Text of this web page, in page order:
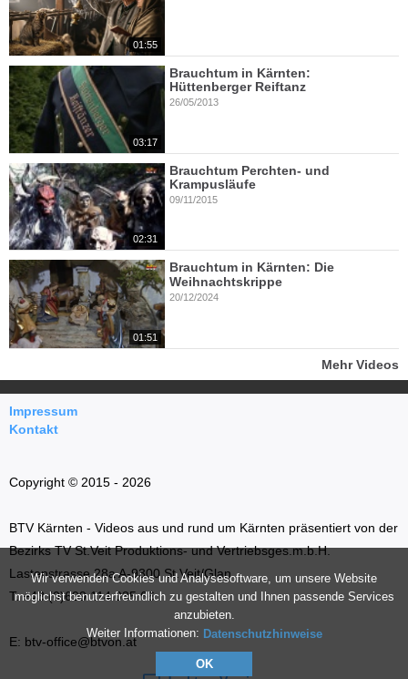
Wir verwenden Cookies und Analysesoftware, um unsere Website
möglichst benutzerfreundlich zu gestalten und Ihnen passende Services
anzubieten.
Weiter Informationen: Datenschutzhinweise
OK
01:55
03:17
Brauchtum in Kärnten:
Hüttenberger Reiftanz
26/05/2013
02:31
Brauchtum Perchten- und
Krampusläufe
09/11/2015
01:51
Brauchtum in Kärnten: Die
Weihnachtskrippe
20/12/2024
Mehr Videos
Impressum
Kontakt
Copyright © 2015 - 2026
BTV Kärnten - Videos aus und rund um Kärnten präsentiert von der
Bezirks TV St.Veit Produktions- und Vertriebsges.m.b.H.
Lastenstrasse 28a A-9300 St.Veit/Glan
T: +43 (0)699 114 035 66
E: btv-office@btvon.at